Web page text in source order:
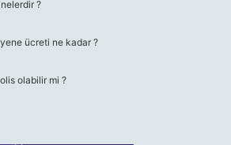
?
ücreti ne kadar ?
olabilir mi ?